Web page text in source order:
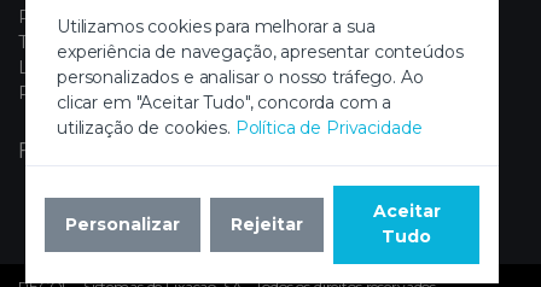
Utilizamos cookies para melhorar a sua
experiência de navegação, apresentar conteúdos
personalizados e analisar o nosso tráfego. Ao
clicar em "Aceitar Tudo", concorda com a
utilização de cookies. Política de Privacidade
Personalizar Rejeitar
Aceitar
Tudo
Política de Privacidade
Termos e Condições
Livro de Reclamações Eletrónico
Painel de Cookies
FIQUE A PAR DAS NOVIDADES